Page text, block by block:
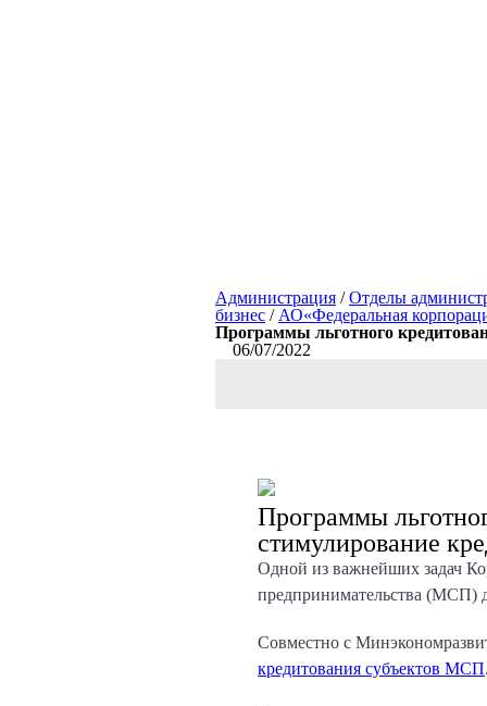
Администрация /Отделы
бизнес / АО«Федеральная
Программы льготного
06/07/2022
Программы
стимулирование
Одной из важнейших задач
предпринимательства (МСП)
Совместно с
кредитования субъектов МСП